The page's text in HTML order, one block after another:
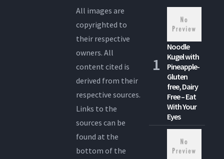
All images are
copyrighted to
their respective
owners. All
content cited is
derived from their
respective sources.
Links to the
sources can be
found at the
bottom of the
Noodle
Kugel with
Pineapple-
Gluten
free, Dairy
Free – Eat
With Your
Eyes